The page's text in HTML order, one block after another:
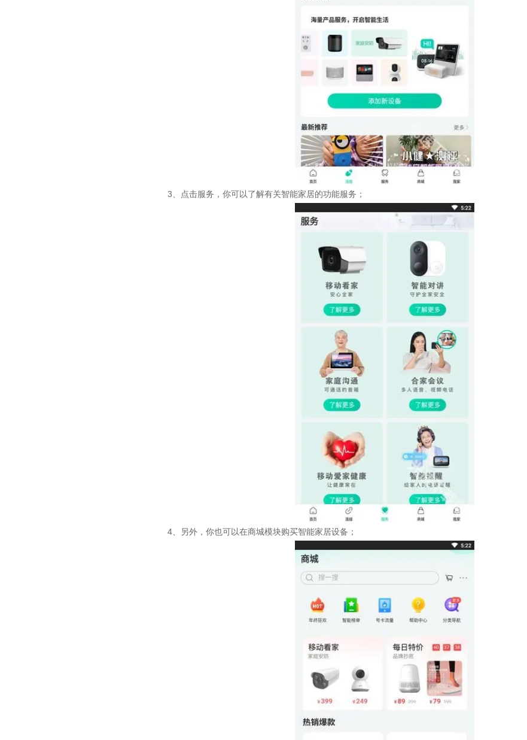
3、点击服务，你可以了解有关智能家居的功能服务；
4、另外，你也可以在商城模块购买智能家居设备；